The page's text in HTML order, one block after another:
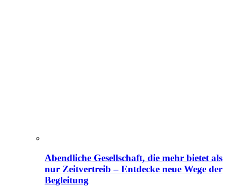
Abendliche Gesellschaft, die mehr bietet als
nur Zeitvertreib – Entdecke neue Wege der
Begleitung